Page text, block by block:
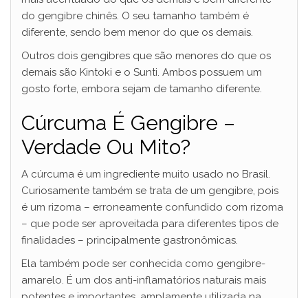
do gengibre chinês. O seu tamanho também é
diferente, sendo bem menor do que os demais.
Outros dois gengibres que são menores do que os
demais são Kintoki e o Sunti. Ambos possuem um
gosto forte, embora sejam de tamanho diferente.
Cúrcuma É Gengibre –
Verdade Ou Mito?
A cúrcuma é um ingrediente muito usado no Brasil.
Curiosamente também se trata de um gengibre, pois
é um rizoma – erroneamente confundido com rizoma
– que pode ser aproveitada para diferentes tipos de
finalidades – principalmente gastronômicas.
Ela também pode ser conhecida como gengibre-
amarelo. É um dos anti-inflamatórios naturais mais